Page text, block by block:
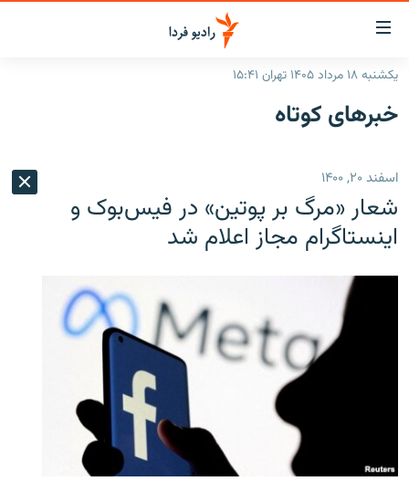
لینک‌های
قابلیت
دسترسی
بازگشت
اصلی
رفتن
صفحه
ایران
رادیو
انتخاب کنید و بشنوید
فرکانس‌ها
پادکست
گزارش‌های تصویری
گزارش‌های ویدئویی
زنان فردا
English
یکشنبه ۱۸ مرداد ۱۴۰۵ تهران ۱۵:۴۱
خبرهای کوتاه
اسفند ۲۰, ۱۴۰۰
شعار «مرگ بر پوتین» در فیس‌بوک و
اینستاگرام مجاز اعلام شد